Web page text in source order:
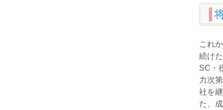
これ
続け
SC・
力次
社を
た、